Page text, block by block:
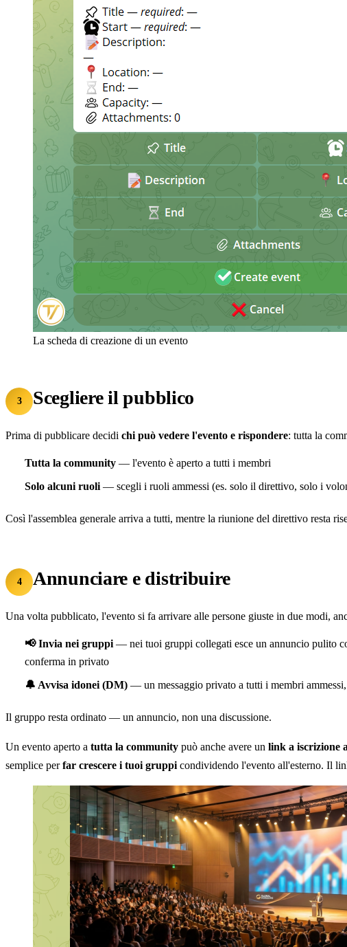
La scheda di creazione di un evento
3 Scegliere il pubblico
Prima di pubblicare decidi chi può vedere l'evento e rispondere: tutta la
Tutta la community — l'evento è aperto a tutti i membri
Solo alcuni ruoli — scegli i ruoli ammessi (es. solo il direttivo, solo i
Così l'assemblea generale arriva a tutti, mentre la riunione del direttivo resta
4 Annunciare e distribuire
Una volta pubblicato, l'evento si fa arrivare alle persone giuste in due modi,
📢 Invia nei gruppi — nei tuoi gruppi collegati esce un annuncio pulito
conferma in privato
🔔 Avvisa idonei (DM) — un messaggio privato a tutti i membri
Il gruppo resta ordinato — un annuncio, non una discussione.
Un evento aperto a tutta la community può anche avere un link a iscrizione
semplice perfar crescere i tuoi gruppi condividendo l'evento all'esterno. Il